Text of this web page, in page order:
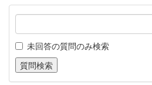
未回答の質問のみ検索